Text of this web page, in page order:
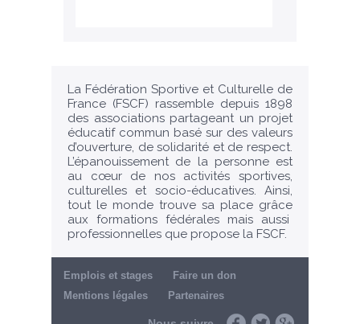
La Fédération Sportive et Culturelle de
France (FSCF) rassemble depuis 1898
des associations partageant un projet
éducatif commun basé sur des valeurs
d’ouverture, de solidarité et de respect.
L’épanouissement de la personne est
au cœur de nos activités sportives,
culturelles et socio-éducatives. Ainsi,
tout le monde trouve sa place grâce
aux formations fédérales mais aussi
professionnelles que propose la FSCF.
Emplois et stages
Faire un don
Mentions légales
Partenaires